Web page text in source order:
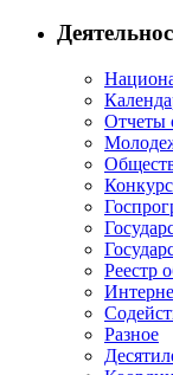
Отчеты
Реестр
Разное